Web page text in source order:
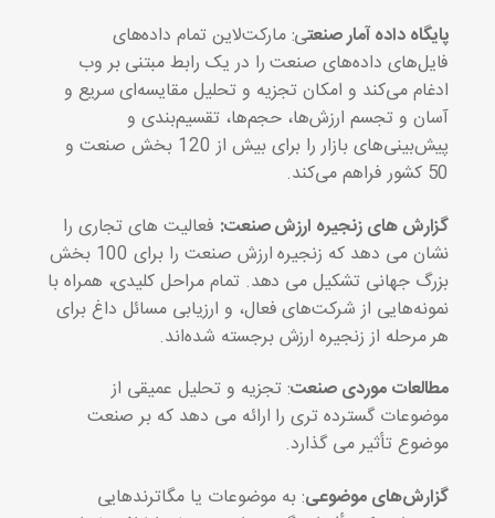
پایگاه داده آمار صنعتی: مارکت‌لاین تمام داده‌های
فایل‌های داده‌های صنعت را در یک رابط مبتنی بر وب
ادغام می‌کند و امکان تجزیه و تحلیل مقایسه‌ای سریع و
آسان و تجسم ارزش‌ها، حجم‌ها، تقسیم‌بندی و
پیش‌بینی‌های بازار را برای بیش از 120 بخش صنعت و
50 کشور فراهم می‌کند.
گزارش های زنجیره ارزش صنعت: فعالیت های تجاری را
نشان می دهد که زنجیره ارزش صنعت را برای 100 بخش
بزرگ جهانی تشکیل می دهد. تمام مراحل کلیدی، همراه با
نمونه‌هایی از شرکت‌های فعال، و ارزیابی مسائل داغ برای
هر مرحله از زنجیره ارزش برجسته شده‌اند.
مطالعات موردی صنعت: تجزیه و تحلیل عمیقی از
موضوعات گسترده تری را ارائه می دهد که بر صنعت
موضوع تأثیر می گذارد.
گزارش‌های موضوعی: به موضوعات یا مگاترندهایی